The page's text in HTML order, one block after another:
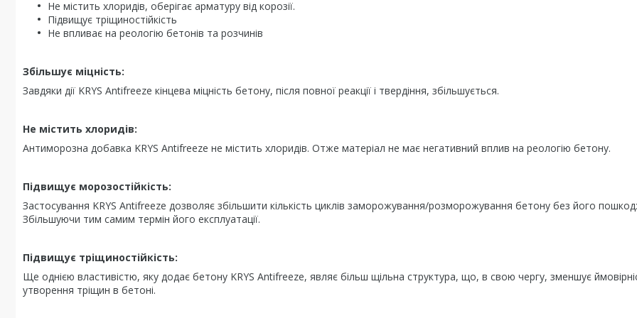
Не містить хлоридів, оберігає арматуру від корозії.
Підвищує тріщиностійкість
Не впливає на реологію бетонів та розчинів
Збільшує міцність:
Завдяки дії KRYS Antifreeze кінцева міцність бетону, після повної реакції і твердіння, збільшується.
Не містить хлоридів:
Антиморозна добавка KRYS Antifreeze не містить хлоридів. Отже матеріал не має негативний вплив на реологію бетону.
Підвищує морозостійкість:
Застосування KRYS Antifreeze дозволяє збільшити кількість циклів заморожування/розморожування бетону без його
Збільшуючи тим самим термін його експлуатації.
Підвищує тріщиностійкість:
Ще однією властивістю, яку додає бетону KRYS Antifreeze, являє більш щільна структура, що, в свою чергу, зменшує
утворення тріщин в бетоні.